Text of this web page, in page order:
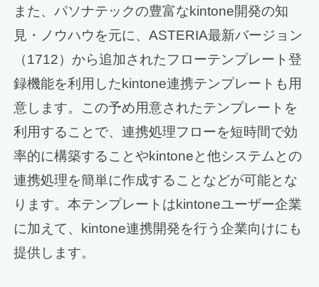
また、パソナテックの豊富なkintone開発の知
見・ノウハウを元に、ASTERIA最新バージョン
（1712）から追加されたフローテンプレート登
録機能を利用したkintone連携テンプレートも用
意します。この予め用意されたテンプレートを
利用することで、連携処理フローを短時間で効
率的に構築することやkintoneと他システムとの
連携処理を簡単に作成することなどが可能とな
ります。本テンプレートはkintoneユーザー企業
に加えて、kintone連携開発を行う企業向けにも
提供します。